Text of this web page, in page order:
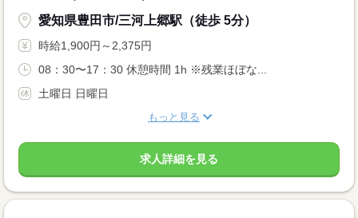
愛知県豊田市/三河上郷駅（徒歩 5分）
時給1,900円～2,375円
08：30〜17：30 休憩時間 1h ※残業ほぼな...
土曜日 日曜日
もっと見る
求人詳細を見る